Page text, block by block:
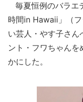
毎夏恒例のバラエ
時間in Hawaii」（
い芸人・やす子さん
ント・フワちゃん
かにした。